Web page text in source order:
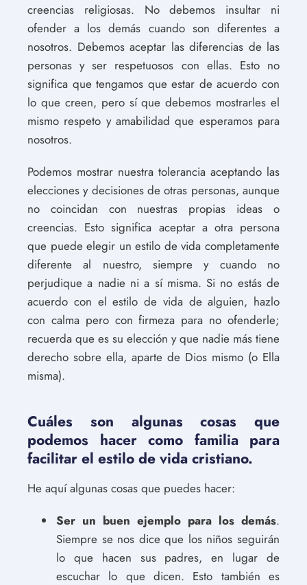
creencias religiosas. No debemos insultar ni
ofender a los demás cuando son diferentes a
nosotros. Debemos aceptar las diferencias de las
personas y ser respetuosos con ellas. Esto no
significa que tengamos que estar de acuerdo con
lo que creen, pero sí que debemos mostrarles el
mismo respeto y amabilidad que esperamos para
nosotros.
Podemos mostrar nuestra tolerancia aceptando las
elecciones y decisiones de otras personas, aunque
no coincidan con nuestras propias ideas o
creencias. Esto significa aceptar a otra persona
que puede elegir un estilo de vida completamente
diferente al nuestro, siempre y cuando no
perjudique a nadie ni a sí misma. Si no estás de
acuerdo con el estilo de vida de alguien, hazlo
con calma pero con firmeza para no ofenderle;
recuerda que es su elección y que nadie más tiene
derecho sobre ella, aparte de Dios mismo (o Ella
misma).
Cuáles son algunas cosas que
podemos hacer como familia para
facilitar el estilo de vida cristiano.
He aquí algunas cosas que puedes hacer:
Ser un buen ejemplo para los demás.
Siempre se nos dice que los niños seguirán
lo que hacen sus padres, en lugar de
escuchar lo que dicen. Esto también es